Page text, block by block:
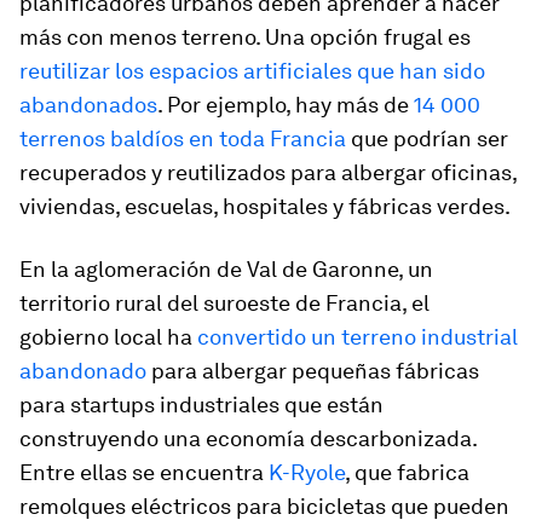
más con menos terreno. Una opción frugal es
reutilizar los espacios artificiales que han sido
abandonados. Por ejemplo, hay más de14 000
terrenos baldíos en toda Francia que podrían ser
recuperados y reutilizados para albergar oficinas,
viviendas, escuelas, hospitales y fábricas verdes.
En la aglomeración de Val de Garonne, un
territorio rural del suroeste de Francia, el
gobierno local ha convertido un terreno industrial
abandonado para albergar pequeñas fábricas
para startups industriales que están
construyendo una economía descarbonizada.
Entre ellas se encuentra K-Ryole, que fabrica
remolques eléctricos para bicicletas que pueden